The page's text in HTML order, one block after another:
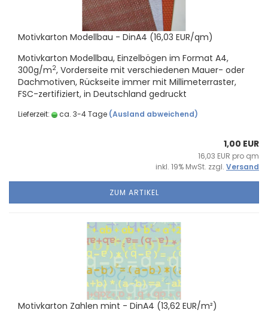
Mo­tiv­kar­ton Mo­dell­bau - DinA4 (16,03 EUR/qm)
Mo­tiv­kar­ton Mo­dell­bau, Ein­zel­bö­gen im For­mat A4,
300g/m2, Vor­der­sei­te mit ver­schie­de­nen Mauer-​ oder
Dach­mo­ti­ven, Rück­sei­te immer mit Mil­li­me­ter­ras­ter,
FSC-​zertifiziert, in Deutsch­land ge­druckt
Lieferzeit: ca. 3-4 Tage (Ausland abweichend)
1,00 EUR
16,03 EUR pro qm
inkl. 19% MwSt. zzgl. Versand
ZUM ARTIKEL
Mo­tiv­kar­ton Zah­len mint - DinA4 (13,62 EUR/m²)